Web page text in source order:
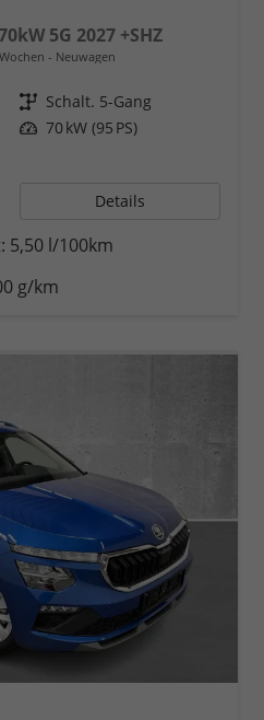
5G 2027 +SHZ
Neuwagen
Getriebe Schalt. 5-Gang
Leistung 70 kW (95 PS)
Details
5,50 l/100km
g/km